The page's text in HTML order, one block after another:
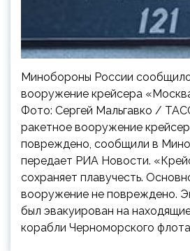
Минобороны России
вооружение крейсера
Фото: Сергей Мальгавко /
ракетное вооружение
повреждено, сообщили в
передает РИА Новости.
сохраняет плавучесть.
вооружение не повреждено.
был эвакуирован на
корабли Черноморского